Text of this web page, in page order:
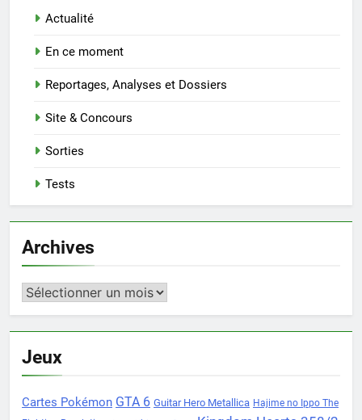
Actualité
En ce moment
Reportages, Analyses et Dossiers
Site & Concours
Sorties
Tests
Archives
Archives
Jeux
Cartes Pokémon GTA 6 Guitar Hero Metallica Hajime no Ippo The